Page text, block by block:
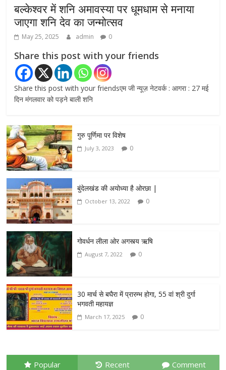
बल्केश्वर में शनि अमावस्या पर धूमधाम से मनाया
जाएगा शनि देव का जन्मोत्सव
May 25, 2025 admin 0
Share this post with your friends
Share this post with your friendsएम जी न्यूज़ नेटवर्क : आगरा : 27 मई
दिन मंगलवार को पड़ने बाली शनि
गुरु पूर्णिमा पर विशेष
July 3, 2023 0
बुंदेलखंड की अयोध्या है ओरछा |
October 13, 2022 0
गोवर्धन लीला ओर अगस्त्य ऋषि
August 7, 2022 0
30 मार्च से बघैरा में प्रारम्भ होगा, 55 वां श्री दुर्गा
भगवती महायज्ञ
March 17, 2025 0
Popular Recent Comment